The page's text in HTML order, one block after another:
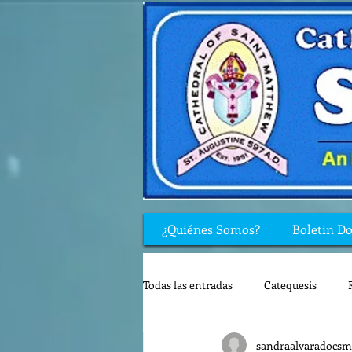
¿Quiénes Somos? Boletin
Todas las entradas Catequesis
Rincón de los niños Biblia
sandraalvaradocsm